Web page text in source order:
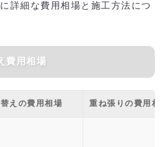
詳細な費用相場と施工方法につ
費用相場
えの費用相場 重ね張りの費用相